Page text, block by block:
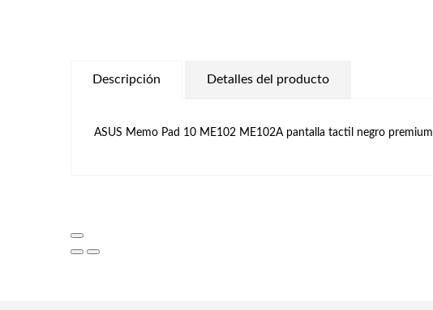
Descripción Detalles del producto
ASUS Memo Pad 10 ME102 ME102A pantalla tactil negro premium